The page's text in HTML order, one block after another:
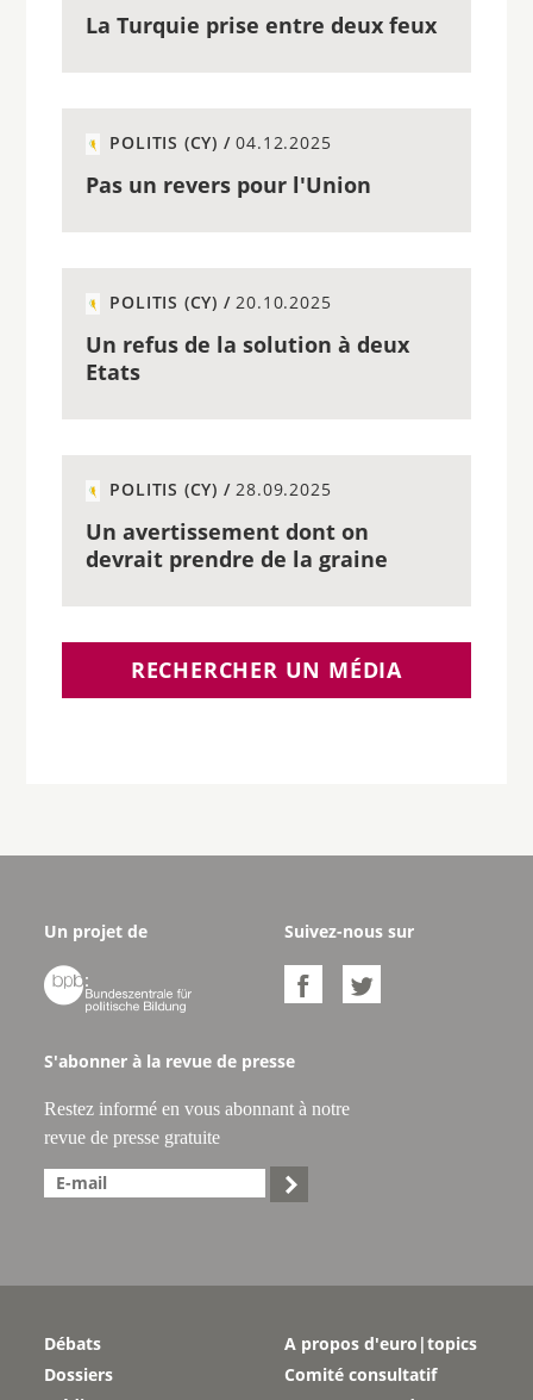
La Turquie prise entre deux feux
POLITIS (CY) /04.12.2025
Pas un revers pour l'Union
POLITIS (CY) / 20.10.2025
Un refus de la solution à deux
Etats
POLITIS (CY) / 28.09.2025
Un avertissement dont on
devrait prendre de la graine
RECHERCHER UN MÉDIA
Un projet de

Suivez-nous sur
 
S'abonner à la revue de presse
Restez informé en vous abonnant à notre
revue de presse gratuite

Débats
Dossiers
A propos d'euro|topics
Comité consultatif